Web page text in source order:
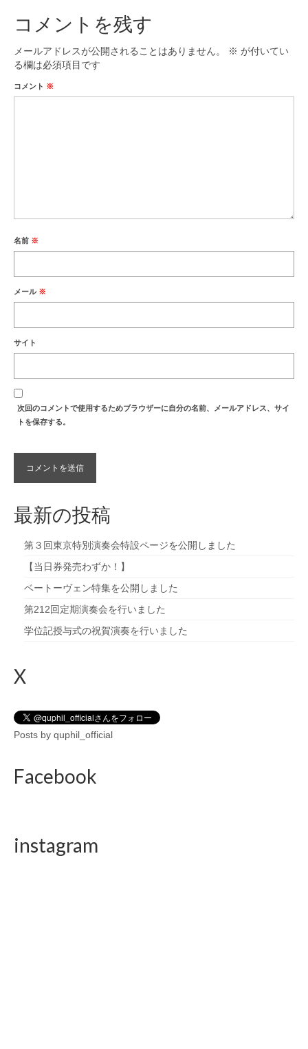
コメントを残す
メールアドレスが公開されることはありません。 ※ が付いてい
る欄は必須項目です
コメント ※
名前 ※
メール ※
サイト
次回のコメントで使用するためブラウザーに自分の名前、メールアドレス、サイ
トを保存する。
最新の投稿
第３回東京特別演奏会特設ページを公開しました
【当日券発売わずか！】
ベートーヴェン特集を公開しました
第212回定期演奏会を行いました
学位記授与式の祝賀演奏を行いました
X
Posts by quphil_official
Facebook
instagram